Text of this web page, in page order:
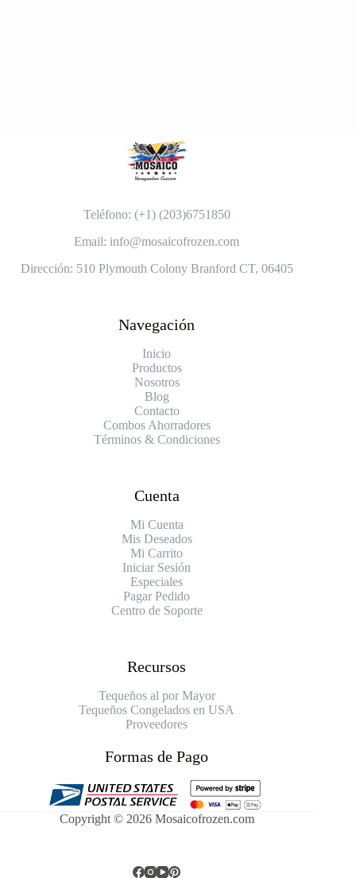
Teléfono: (+1) (203)6751850
Email: info@mosaicofrozen.com
Dirección: 510 Plymouth Colony Branford CT, 06405
Navegación
Inicio
Productos
Nosotros
Blog
Contacto
Combos Ahorradores
Términos & Condiciones
Cuenta
Mi Cuenta
Mis Deseados
Mi Carrito
Iniciar Sesión
Especiales
Pagar Pedido
Centro de Soporte
Recursos
Tequeños al por Mayor
Tequeños Congelados en USA
Proveedores
Formas de Pago
Copyright © 2026 Mosaicofrozen.com